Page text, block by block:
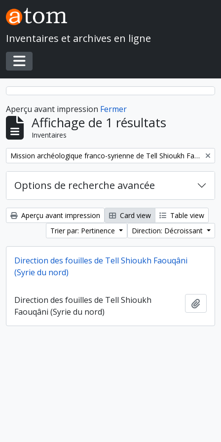
Skip to main content
Inventaires et archives en ligne
Toggle navigation
Aperçu avant impression Fermer
Affichage de 1 résultats
Inventaires
Remove filter: Mission archéologique franco-syrienne de Tell Shioukh Faouqâni (Syrie)
Options de recherche avancée
Aperçu avant impression Card view
Table view
Trier par: Pertinence
Direction: Décroissant
Direction des fouilles de Tell Shioukh Faouqâni
(Syrie du nord)
Direction des fouilles de Tell Shioukh
Faouqâni (Syrie du nord)